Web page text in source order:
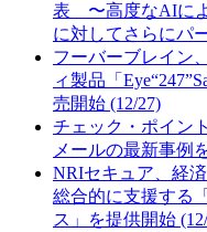
表 〜高度なAIに
に対してさらにパ
フーバーブレイン
ィ製品「
売開始 (12/27)
チェック・ポイン
メールの最新事例
NRIセキュア、経
総合的に支援する
ス」を提供開始